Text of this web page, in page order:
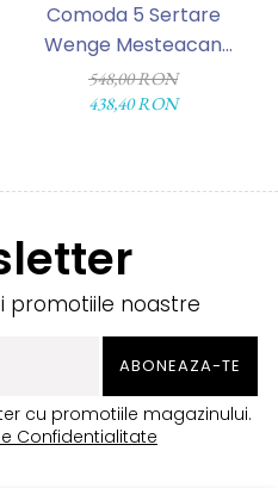
Comoda 5 Sertare
Wenge Mesteacan
72x40x90 cm
548,00 RON
438,40 RON
promotiile noastre
cu promotiile magazinului.
Confidentialitate